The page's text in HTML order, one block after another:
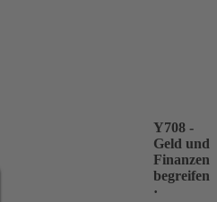
Y708 -
Geld und
Finanzen
begreifen
·